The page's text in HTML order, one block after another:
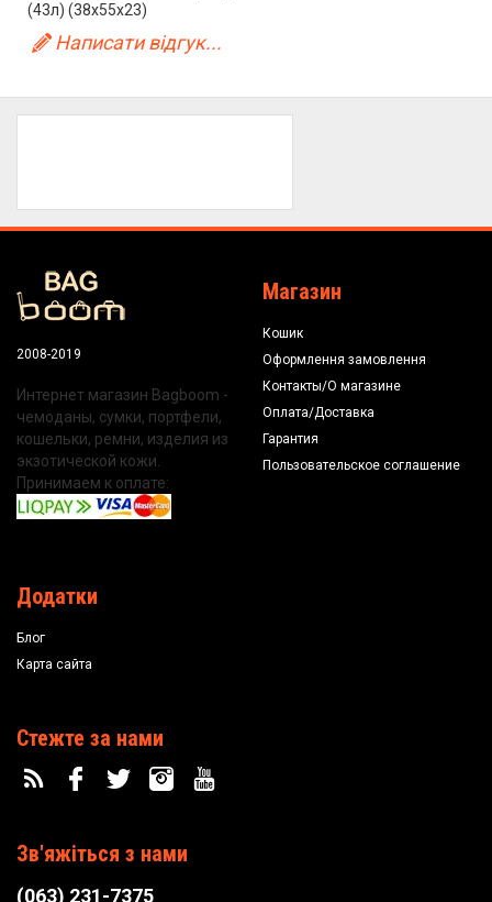
(43л) (38x55x23)
Написати відгук...
2008-2019
Интернет магазин Bagboom -
чемоданы, сумки, портфели,
кошельки, ремни, изделия из
экзотической кожи.
Принимаем к оплате:
Магазин
Кошик
Оформлення замовлення
Контакты/О магазине
Оплата/Доставка
Гарантия
Пользовательское соглашение
Додатки
Блог
Карта сайта
Стежте за нами
Зв'яжіться з нами
(063) 231-7375